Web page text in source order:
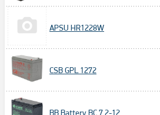
APSU HR1228W
CSB GPL 1272
BB Battery BC 7.2-12